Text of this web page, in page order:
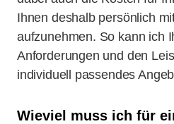
Ihnen deshalb persönlich
aufzunehmen. So kann ich
Anforderungen und den
individuell passendes
Wieviel muss ich für